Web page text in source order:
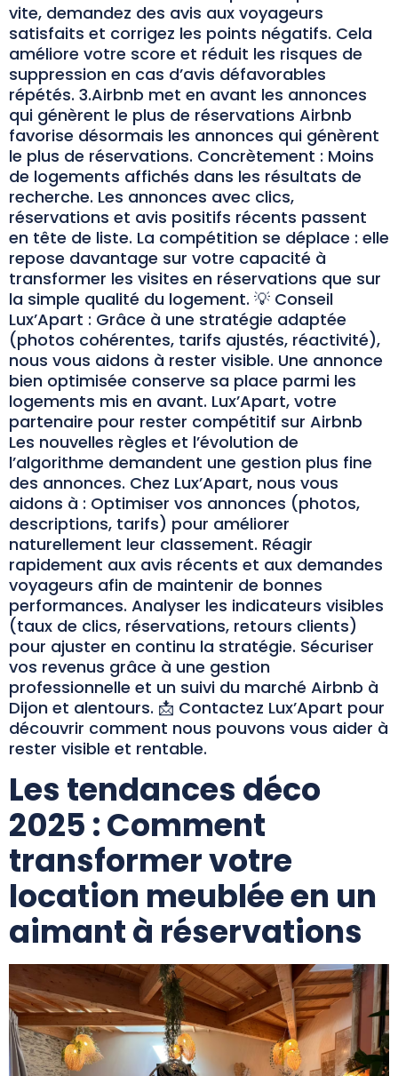
vite, demandez des avis aux voyageurs
satisfaits et corrigez les points négatifs. Cela
améliore votre score et réduit les risques de
suppression en cas d’avis défavorables
répétés. 3.Airbnb met en avant les annonces
qui génèrent le plus de réservations Airbnb
favorise désormais les annonces qui génèrent
le plus de réservations. Concrètement : Moins
de logements affichés dans les résultats de
recherche. Les annonces avec clics,
réservations et avis positifs récents passent
en tête de liste. La compétition se déplace : elle
repose davantage sur votre capacité à
transformer les visites en réservations que sur
la simple qualité du logement. 💡 Conseil
Lux’Apart : Grâce à une stratégie adaptée
(photos cohérentes, tarifs ajustés, réactivité),
nous vous aidons à rester visible. Une annonce
bien optimisée conserve sa place parmi les
logements mis en avant. Lux’Apart, votre
partenaire pour rester compétitif sur Airbnb
Les nouvelles règles et l’évolution de
l’algorithme demandent une gestion plus fine
des annonces. Chez Lux’Apart, nous vous
aidons à : Optimiser vos annonces (photos,
descriptions, tarifs) pour améliorer
naturellement leur classement. Réagir
rapidement aux avis récents et aux demandes
voyageurs afin de maintenir de bonnes
performances. Analyser les indicateurs visibles
(taux de clics, réservations, retours clients)
pour ajuster en continu la stratégie. Sécuriser
vos revenus grâce à une gestion
professionnelle et un suivi du marché Airbnb à
Dijon et alentours. 📩 Contactez Lux’Apart pour
découvrir comment nous pouvons vous aider à
rester visible et rentable.
Les tendances déco
2025 : Comment
transformer votre
location meublée en un
aimant à réservations